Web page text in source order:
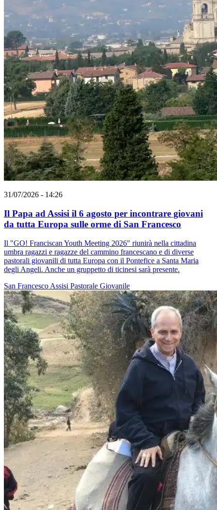
31/07/2026 - 14:26
Il Papa ad Assisi il 6 agosto per incontrare giovani
da tutta Europa sulle orme di San Francesco
Il "GO! Franciscan Youth Meeting 2026" riunirà nella cittadina
umbra ragazzi e ragazze del cammino francescano e di diverse
pastorali giovanili di tutta Europa con il Pontefice a Santa Maria
degli Angeli. Anche un gruppetto di ticinesi sarà presente.
San Francesco Assisi Pastorale Giovanile